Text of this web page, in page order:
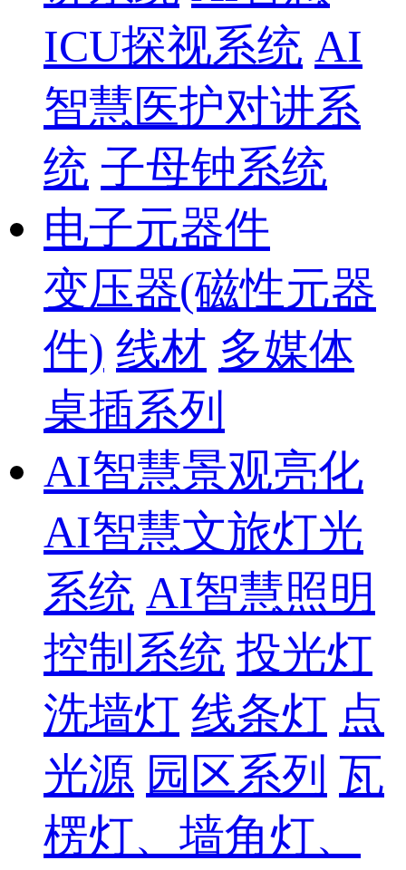
ICU探视系统 AI
智慧医护对讲系
统 子母钟系统
电子元器件
变压器(磁性元器
件) 线材 多媒体
桌插系列
AI智慧景观亮化
AI智慧文旅灯光
系统 AI智慧照明
控制系统 投光灯
洗墙灯 线条灯 点
光源 园区系列 瓦
楞灯、墙角灯、